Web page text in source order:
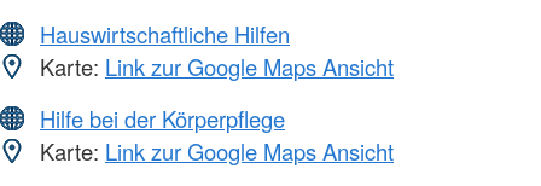
Hauswirtschaftliche Hilfen
Karte: Link zur Google Maps Ansicht
Hilfe bei der Körperpflege
Karte: Link zur Google Maps Ansicht